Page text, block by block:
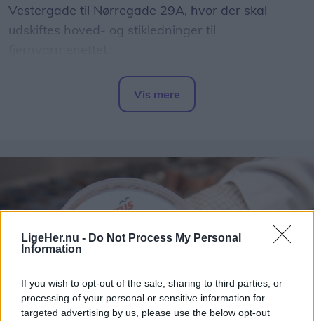
LigeHer.nu - Do Not Process My Personal
Information
If you wish to opt-out of the sale, sharing to third parties, or
processing of your personal or sensitive information for
targeted advertising by us, please use the below opt-out
Vestergade til Nørregade 29A, hvor der skal
udskiftes hoved- og stikledninger til
Vis mere